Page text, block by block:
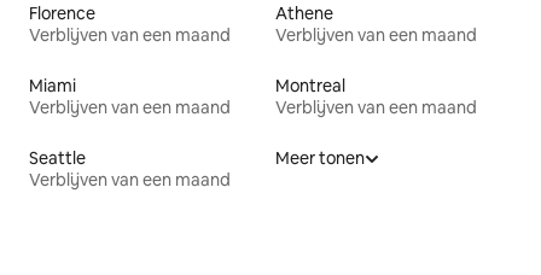
Florence
Verblijven van een maand
Athene
Verblijven van een maand
Miami
Verblijven van een maand
Montreal
Verblijven van een maand
Seattle
Verblijven van een maand
Meer tonen